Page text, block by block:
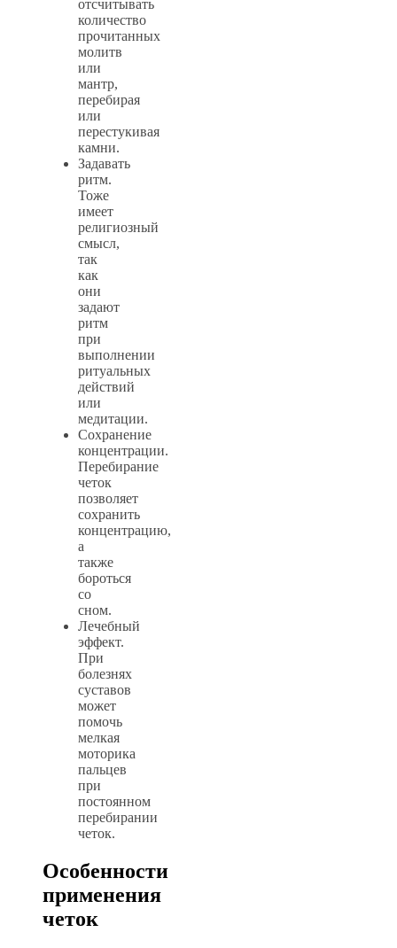
отсчитывать
количество
прочитанных
молитв
или
мантр,
перебирая
или
перестукивая
камни.
Задавать
ритм.
Тоже
имеет
религиозный
смысл,
так
как
они
задают
ритм
при
выполнении
ритуальных
действий
или
медитации.
Сохранение
концентрации.
Перебирание
четок
позволяет
сохранить
концентрацию,
а
также
бороться
со
сном.
Лечебный
эффект.
При
болезнях
суставов
может
помочь
мелкая
моторика
пальцев
при
постоянном
перебирании
четок.
Особенности
применения
четок